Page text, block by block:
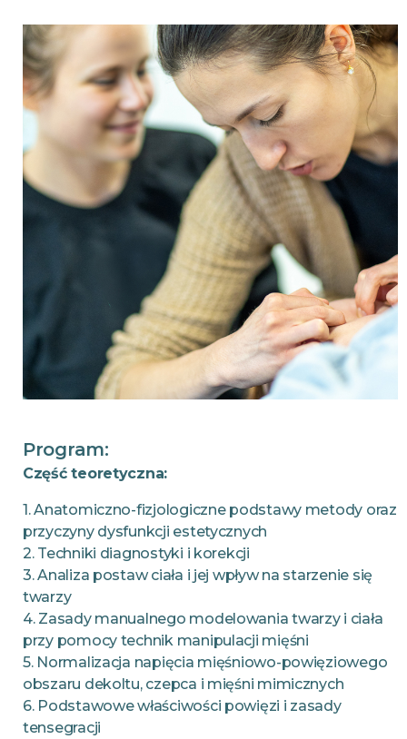
Program:
Część teoretyczna:
1. Anatomiczno-fizjologiczne podstawy metody oraz
przyczyny dysfunkcji estetycznych
2. Techniki diagnostyki i korekcji
3. Analiza postaw ciała i jej wpływ na starzenie się
twarzy
4. Zasady manualnego modelowania twarzy i ciała
przy pomocy technik manipulacji mięśni
5. Normalizacja napięcia mięśniowo-powięziowego
obszaru dekoltu, czepca i mięśni mimicznych
6. Podstawowe właściwości powięzi i zasady
tensegracji